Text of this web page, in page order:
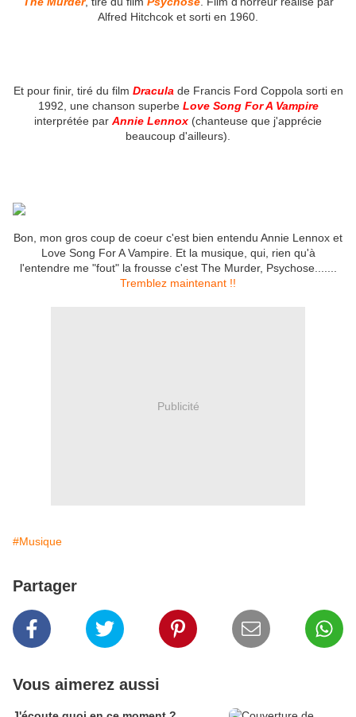
Alfred Hitchcok et sorti en 1960.
Et pour finir, tiré du film Dracula de Francis Ford Coppola sorti en
1992, une chanson superbe Love Song For A Vampire
interprétée par Annie Lennox (chanteuse que j'apprécie
beaucoup d'ailleurs).
Bon, mon gros coup de coeur c'est bien entendu Annie Lennox et
Love Song For A Vampire. Et la musique, qui, rien qu'à
l'entendre me "fout" la frousse c'est The Murder, Psychose.......
Tremblez maintenant !!
Publicité
#Musique
Partager
Vous aimerez aussi